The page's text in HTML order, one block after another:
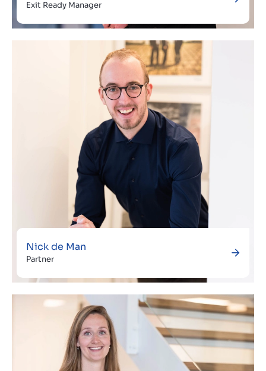
Exit Ready Manager
Nick de Man
Partner